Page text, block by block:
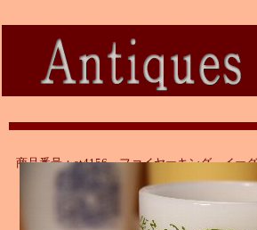
商品番号：at4156 ファイヤーキング イー